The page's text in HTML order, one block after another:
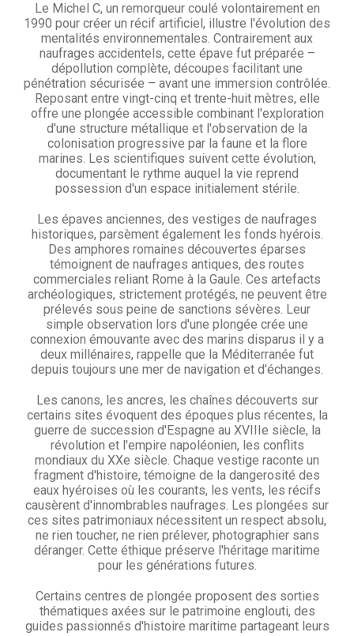
Le Michel C, un remorqueur coulé volontairement en
1990 pour créer un récif artificiel, illustre l'évolution des
mentalités environnementales. Contrairement aux
naufrages accidentels, cette épave fut préparée –
dépollution complète, découpes facilitant une
pénétration sécurisée – avant une immersion contrôlée.
Reposant entre vingt-cinq et trente-huit mètres, elle
offre une plongée accessible combinant l'exploration
d'une structure métallique et l'observation de la
colonisation progressive par la faune et la flore
marines. Les scientifiques suivent cette évolution,
documentant le rythme auquel la vie reprend
possession d'un espace initialement stérile.
Les épaves anciennes, des vestiges de naufrages
historiques, parsèment également les fonds hyérois.
Des amphores romaines découvertes éparses
témoignent de naufrages antiques, des routes
commerciales reliant Rome à la Gaule. Ces artefacts
archéologiques, strictement protégés, ne peuvent être
prélevés sous peine de sanctions sévères. Leur
simple observation lors d'une plongée crée une
connexion émouvante avec des marins disparus il y a
deux millénaires, rappelle que la Méditerranée fut
depuis toujours une mer de navigation et d'échanges.
Les canons, les ancres, les chaînes découverts sur
certains sites évoquent des époques plus récentes, la
guerre de succession d'Espagne au XVIIIe siècle, la
révolution et l'empire napoléonien, les conflits
mondiaux du XXe siècle. Chaque vestige raconte un
fragment d'histoire, témoigne de la dangerosité des
eaux hyéroises où les courants, les vents, les récifs
causèrent d'innombrables naufrages. Les plongées sur
ces sites patrimoniaux nécessitent un respect absolu,
ne rien toucher, ne rien prélever, photographier sans
déranger. Cette éthique préserve l'héritage maritime
pour les générations futures.
Certains centres de plongée proposent des sorties
thématiques axées sur le patrimoine englouti, des
guides passionnés d'histoire maritime partageant leurs